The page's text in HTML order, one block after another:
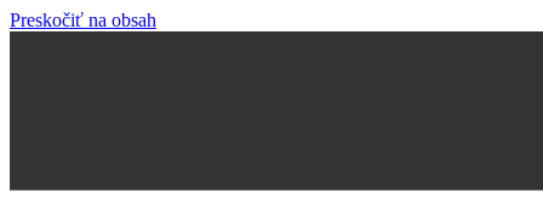
Preskočiť na obsah